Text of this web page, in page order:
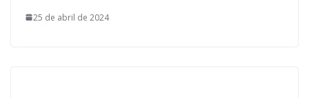
25 de abril de 2024